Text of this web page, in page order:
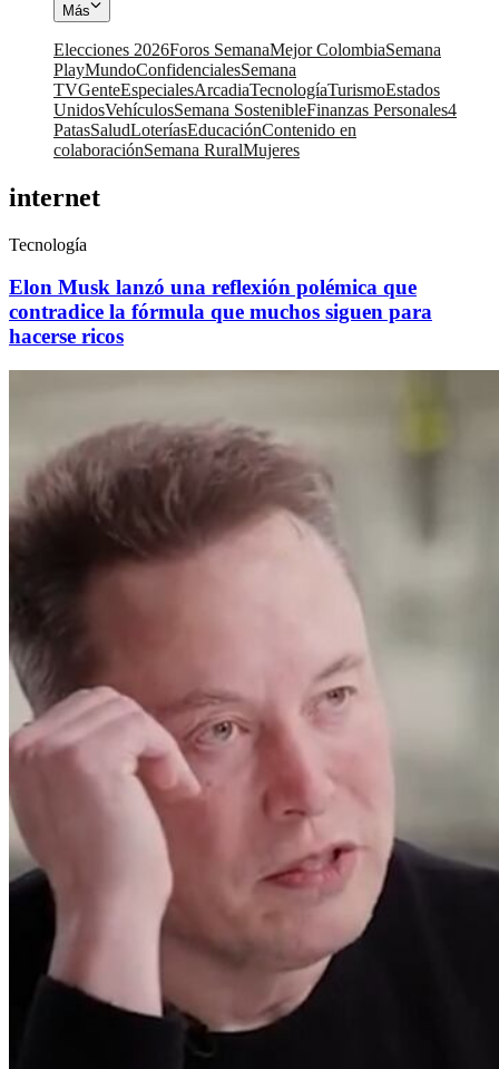
Más
Elecciones 2026Foros SemanaMejor ColombiaSemana
PlayMundoConfidencialesSemana
TVGenteEspecialesArcadiaTecnologíaTurismoEstados
UnidosVehículosSemana SostenibleFinanzas Personales4
PatasSaludLoteríasEducaciónContenido en
colaboraciónSemana RuralMujeres
internet
Tecnología
Elon Musk lanzó una reflexión polémica que
contradice la fórmula que muchos siguen para
hacerse ricos